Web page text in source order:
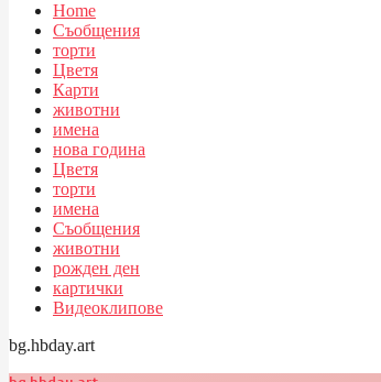
Home
Съобщения
торти
Цветя
Карти
животни
имена
нова година
Цветя
торти
имена
Съобщения
животни
рожден ден
картички
Видеоклипове
bg.hbday.art